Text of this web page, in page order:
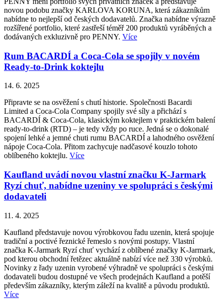
novou podobu značky KARLOVA KORUNA, která zákazníkům
nabídne to nejlepší od českých dodavatelů. Značka nabídne výrazně
rozšířené portfolio, které zastřeší téměř 200 produktů vyráběných a
dodávaných exkluzivně pro PENNY. Více
Rum BACARDÍ a Coca-Cola se spojily v novém
Ready-to-Drink koktejlu
14. 6. 2025
Připravte se na osvěžení s chutí historie. Společnosti Bacardi
Limited a Coca-Cola Company spojily své síly a přichází s
BACARDÍ & Coca-Cola, klasickým koktejlem v praktickém balení
ready-to-drink (RTD) – je tedy vždy po ruce. Jedná se o dokonalé
spojení lehké a jemné chuti rumu BACARDÍ a lahodného osvěžení
nápoje Coca-Cola. Přitom zachycuje nadčasové kouzlo tohoto
oblíbeného koktejlu. Více
Kaufland uvádí novou vlastní značku K-Jarmark
Ryzí chuť, nabídne uzeniny ve spolupráci s českými
dodavateli
11. 4. 2025
Kaufland představuje novou výrobkovou řadu uzenin, která spojuje
tradiční a poctivé řeznické řemeslo s novými postupy. Vlastní
značka K-Jarmark Ryzí chuť vychází z oblíbené značky K-Jarmark,
pod kterou obchodní řetězec aktuálně nabízí více než 330 výrobků.
Novinky z řady uzenin vyrobené výhradně ve spolupráci s českými
dodavateli budou dostupné ve všech prodejnách Kaufland a potěší
především zákazníky, kterým záleží na kvalitě a původu produktů.
Více